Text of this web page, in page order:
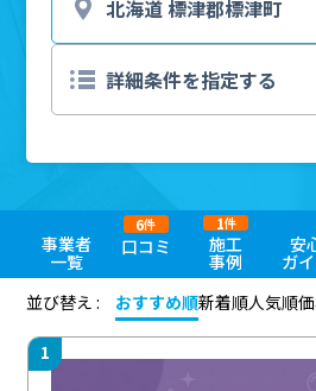
事業者
一覧
口コミ
6件
施工
事例
1件
安
ガ
並び替え :
おすすめ順新着順人気順
1